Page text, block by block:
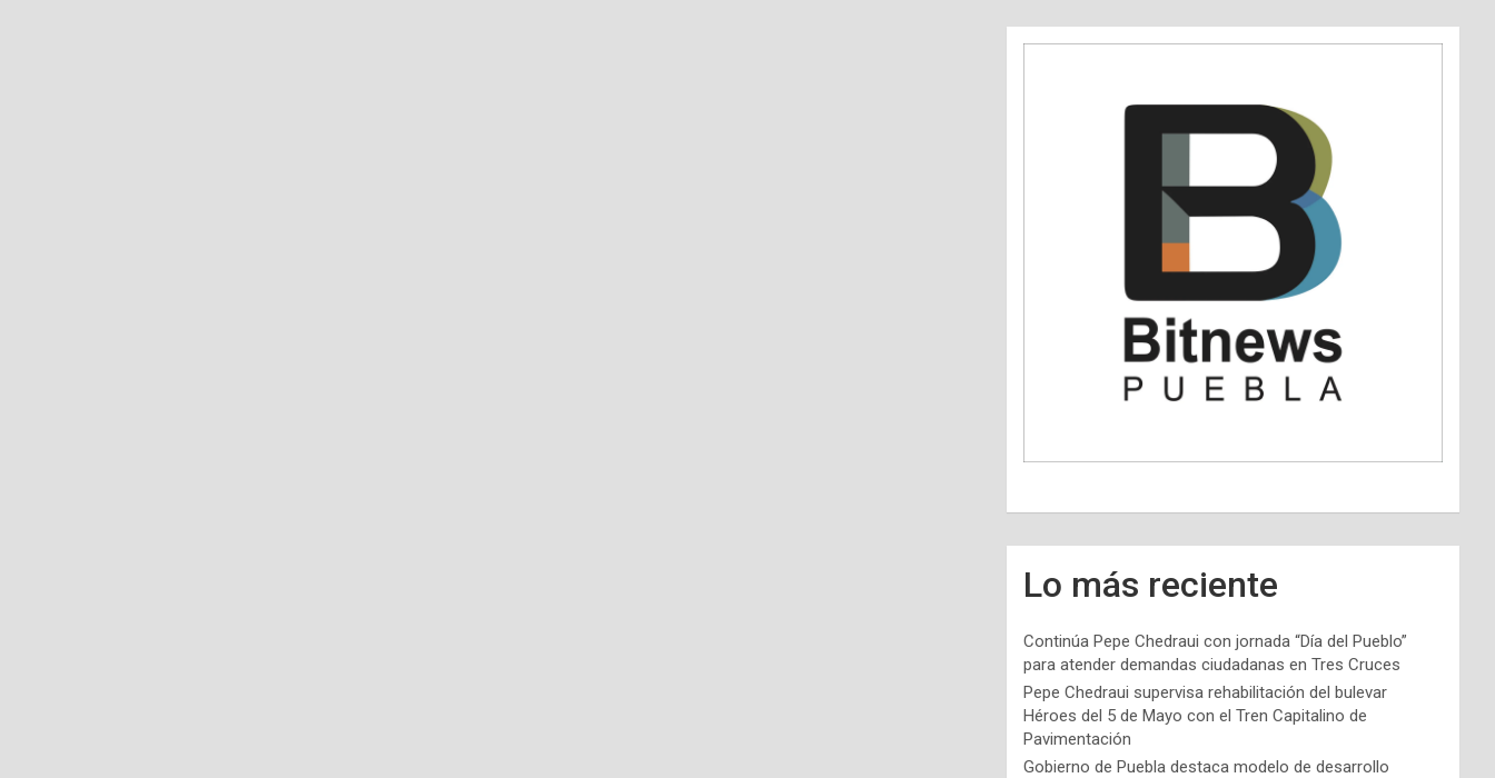
Lo más reciente
Continúa Pepe Chedraui con jornada “Día del Pueblo”
para atender demandas ciudadanas en Tres Cruces
Pepe Chedraui supervisa rehabilitación del bulevar
Héroes del 5 de Mayo con el Tren Capitalino de
Pavimentación
Gobierno de Puebla destaca modelo de desarrollo